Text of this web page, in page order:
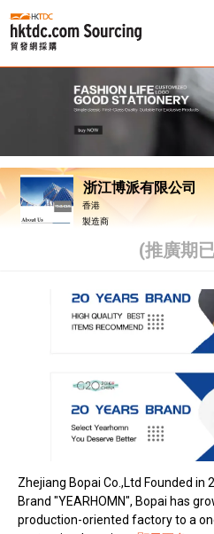
浙江博派有限公司
香港
製造商
(推廣期
Zhejiang Bopai Co.,Ltd Founded
Brand "YEARHOMN", Bopai has
production-oriented factory to a